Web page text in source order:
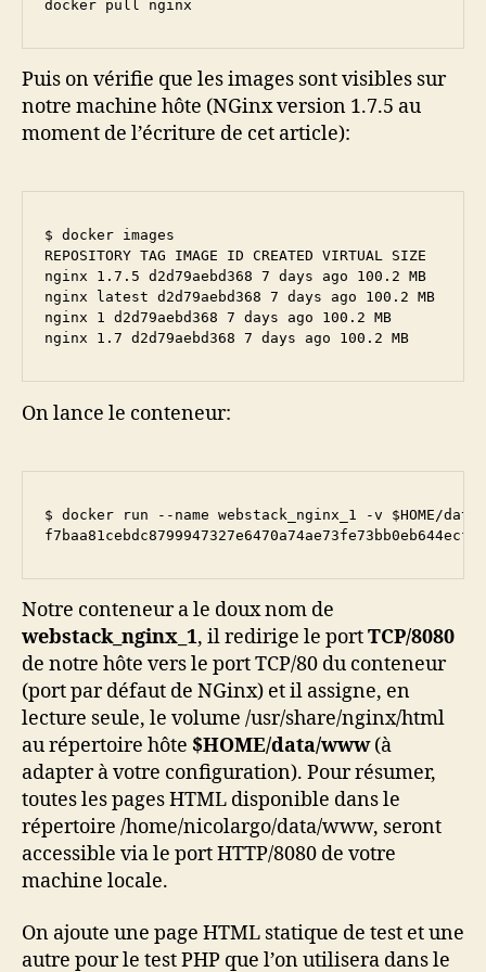
docker pull nginx
Puis on vérifie que les images sont visibles sur
notre machine hôte (NGinx version 1.7.5 au
moment de l’écriture de cet article):
$ docker images
REPOSITORY TAG IMAGE ID CREATED VIRTUAL SIZE
nginx 1.7.5 d2d79aebd368 7 days ago 100.2 MB
nginx latest d2d79aebd368 7 days ago 100.2 MB
nginx 1 d2d79aebd368 7 days ago 100.2 MB
nginx 1.7 d2d79aebd368 7 days ago 100.2 MB
On lance le conteneur:
$ docker run --name webstack_nginx_1 -v $HOME/
Notre conteneur a le doux nom de
webstack_nginx_1, il redirige le portTCP/8080
de notre hôte vers le port TCP/80 du conteneur
(port par défaut de NGinx) et il assigne, en
lecture seule, le volume /usr/share/nginx/html
au répertoire hôte $HOME/data/www(à
adapter à votre configuration). Pour résumer,
toutes les pages HTML disponible dans le
répertoire /home/nicolargo/data/www, seront
accessible via le port HTTP/8080 de votre
machine locale.
On ajoute une page HTML statique de test et une
autre pour le test PHP que l’on utilisera dans le